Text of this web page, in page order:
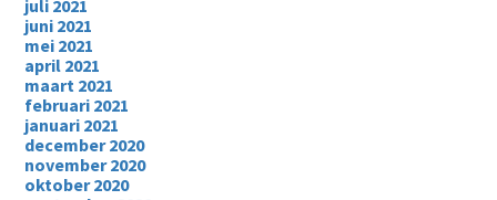
juli 2021
juni 2021
mei 2021
april 2021
maart 2021
februari 2021
januari 2021
december 2020
november 2020
oktober 2020